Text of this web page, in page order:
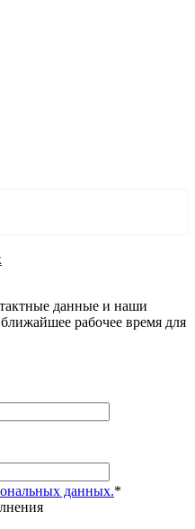
данные и наши
рабочее время для
данных.*